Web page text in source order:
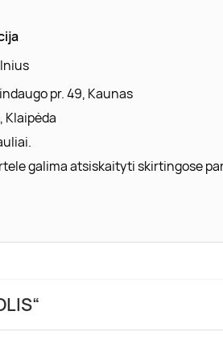
pr. 49, Kaunas
Klaipėda
galima atsiskaityti skirtingose